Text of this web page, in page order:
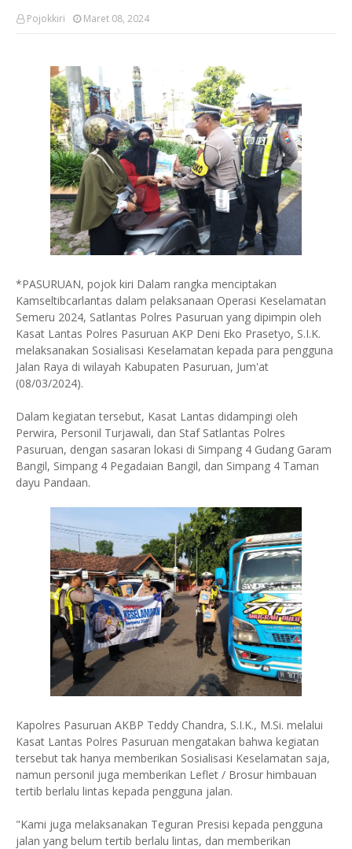
Pojokkiri Maret 08, 2024
*PASURUAN, pojok kiri Dalam rangka menciptakan
Kamseltibcarlantas dalam pelaksanaan Operasi Keselamatan
Semeru 2024, Satlantas Polres Pasuruan yang dipimpin oleh
Kasat Lantas Polres Pasuruan AKP Deni Eko Prasetyo, S.I.K.
melaksanakan Sosialisasi Keselamatan kepada para pengguna
Jalan Raya di wilayah Kabupaten Pasuruan, Jum'at
(08/03/2024).
Dalam kegiatan tersebut, Kasat Lantas didampingi oleh
Perwira, Personil Turjawali, dan Staf Satlantas Polres
Pasuruan, dengan sasaran lokasi di Simpang 4 Gudang Garam
Bangil, Simpang 4 Pegadaian Bangil, dan Simpang 4 Taman
dayu Pandaan.
Kapolres Pasuruan AKBP Teddy Chandra, S.I.K., M.Si. melalui
Kasat Lantas Polres Pasuruan mengatakan bahwa kegiatan
tersebut tak hanya memberikan Sosialisasi Keselamatan saja,
namun personil juga memberikan Leflet / Brosur himbauan
tertib berlalu lintas kepada pengguna jalan.
"Kami juga melaksanakan Teguran Presisi kepada pengguna
jalan yang belum tertib berlalu lintas, dan memberikan